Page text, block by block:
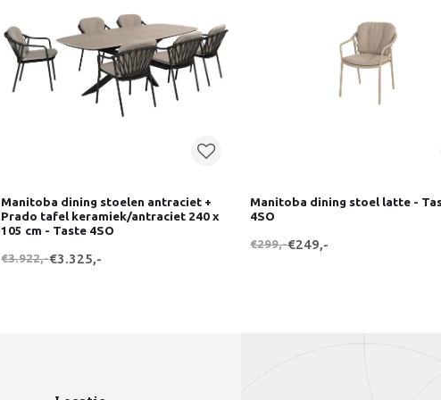
Manitoba dining stoelen antraciet +
Prado tafel keramiek/antraciet 240 x
105 cm - Taste 4SO
€3.922,-€3.325,-
Manitoba dining stoel latte -
4SO
€299,-€249,-